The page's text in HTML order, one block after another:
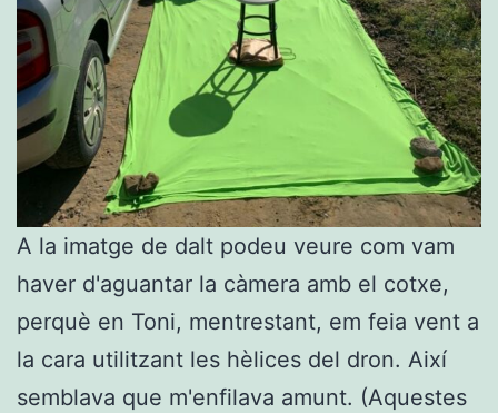
A la imatge de dalt podeu veure com vam
haver d'aguantar la càmera amb el cotxe,
perquè en Toni, mentrestant, em feia vent a
la cara utilitzant les hèlices del dron. Així
semblava que m'enfilava amunt. (Aquestes